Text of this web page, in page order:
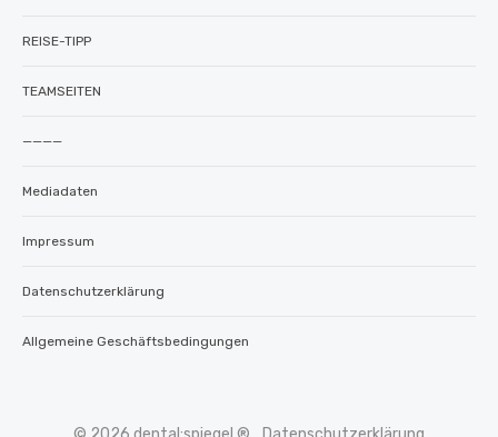
REISE-TIPP
TEAMSEITEN
————
Mediadaten
Impressum
Datenschutzerklärung
Allgemeine Geschäftsbedingungen